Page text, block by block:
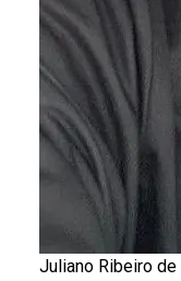
Juliano Ribeiro de